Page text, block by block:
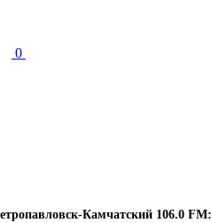
0
Камчатский 106.0 FM: